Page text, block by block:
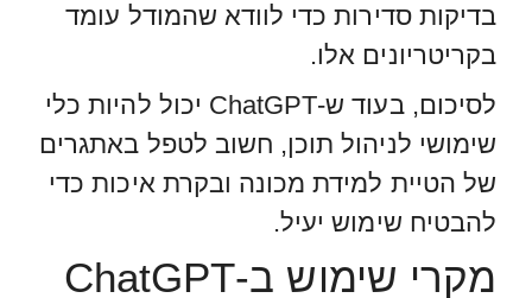
בדיקות סדירות כדי לוודא שהמודל עומד
בקריטריונים אלו.
לסיכום, בעוד ש-ChatGPT יכול להיות כלי
שימושי לניהול תוכן, חשוב לטפל באתגרים
של הטיית למידת מכונה ובקרת איכות כדי
להבטיח שימוש יעיל.
מקרי שימוש ב-ChatGPT